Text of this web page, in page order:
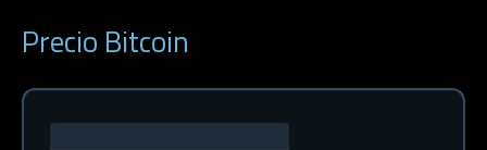
Precio Bitcoin